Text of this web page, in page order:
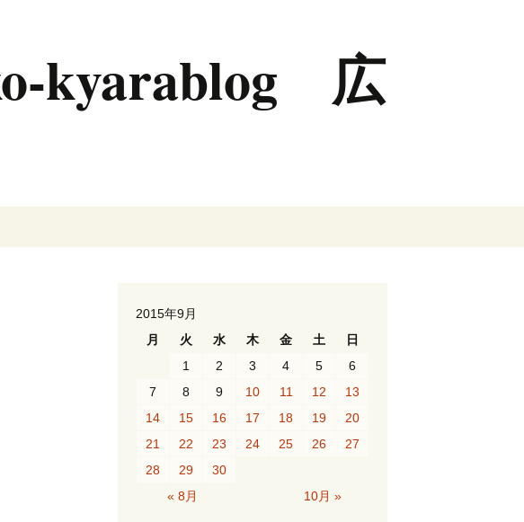
kyarablog 広
2015年9月
月
火 水 木 金 土
日
1
2 3 4 5
6
7
8 9 10 11 12
13
14
15 16 17 18 19
20
21
22 23 24 25 26
27
28
29
30
« 8月
10月 »